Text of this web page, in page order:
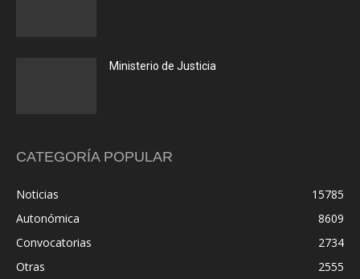
Ministerio de Justicia
CATEGORÍA POPULAR
Noticias
15785
Autonómica
8609
Convocatorias
2734
Otras
2555